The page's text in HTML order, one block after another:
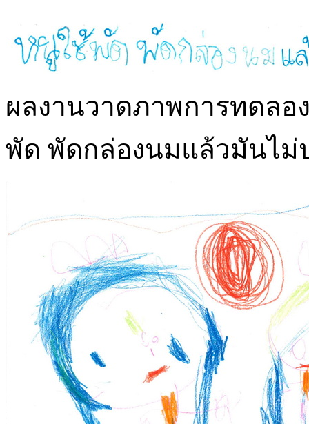
ผลงานวาดภาพการทดล
พัด พัดกล่องนมแล้วมันไม่